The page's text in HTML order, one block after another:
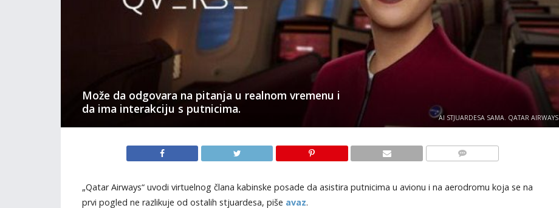
Može da odgovara na pitanja u realnom vremenu i
da ima interakciju s putnicima.
AI STJUARDESA SAMA. QATAR AIRWAYS
„Qatar Airways“ uvodi virtuelnog člana kabinske posade da asistira putnicima u avionu i na aerodromu koja se na
prvi pogled ne razlikuje od ostalih stjuardesa, piše avaz.